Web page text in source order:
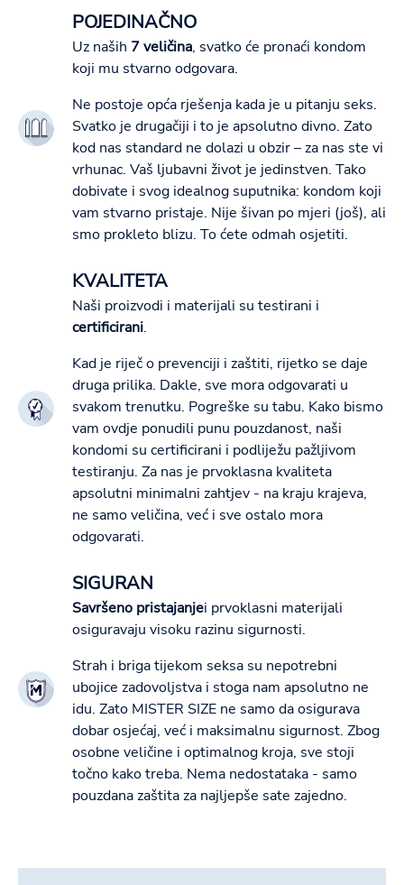
POJEDINAČNO
Uz naših 7 veličina, svatko će pronaći kondom
koji mu stvarno odgovara.
Ne postoje opća rješenja kada je u pitanju seks.
Svatko je drugačiji i to je apsolutno divno. Zato
kod nas standard ne dolazi u obzir – za nas ste vi
vrhunac. Vaš ljubavni život je jedinstven. Tako
dobivate i svog idealnog suputnika: kondom koji
vam stvarno pristaje. Nije šivan po mjeri (još), ali
smo prokleto blizu. To ćete odmah osjetiti.
KVALITETA
Naši proizvodi i materijali su testirani i
certificirani.
Kad je riječ o prevenciji i zaštiti, rijetko se daje
druga prilika. Dakle, sve mora odgovarati u
svakom trenutku. Pogreške su tabu. Kako bismo
vam ovdje ponudili punu pouzdanost, naši
kondomi su certificirani i podliježu pažljivom
testiranju. Za nas je prvoklasna kvaliteta
apsolutni minimalni zahtjev - na kraju krajeva,
ne samo veličina, već i sve ostalo mora
odgovarati.
SIGURAN
Savršeno pristajanjei prvoklasni materijali
osiguravaju visoku razinu sigurnosti.
Strah i briga tijekom seksa su nepotrebni
ubojice zadovoljstva i stoga nam apsolutno ne
idu. Zato MISTER SIZE ne samo da osigurava
dobar osjećaj, već i maksimalnu sigurnost. Zbog
osobne veličine i optimalnog kroja, sve stoji
točno kako treba. Nema nedostataka - samo
pouzdana zaštita za najljepše sate zajedno.